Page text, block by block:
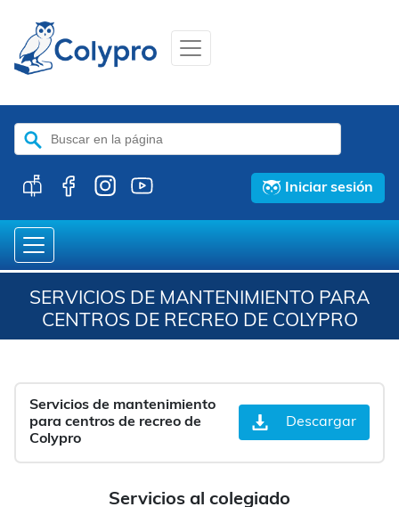
Buscar:
Iniciar sesión
SERVICIOS DE MANTENIMIENTO PARA
CENTROS DE RECREO DE COLYPRO
Servicios al colegiado
Servicios de mantenimiento
para centros de recreo de
Colypro
Descargar